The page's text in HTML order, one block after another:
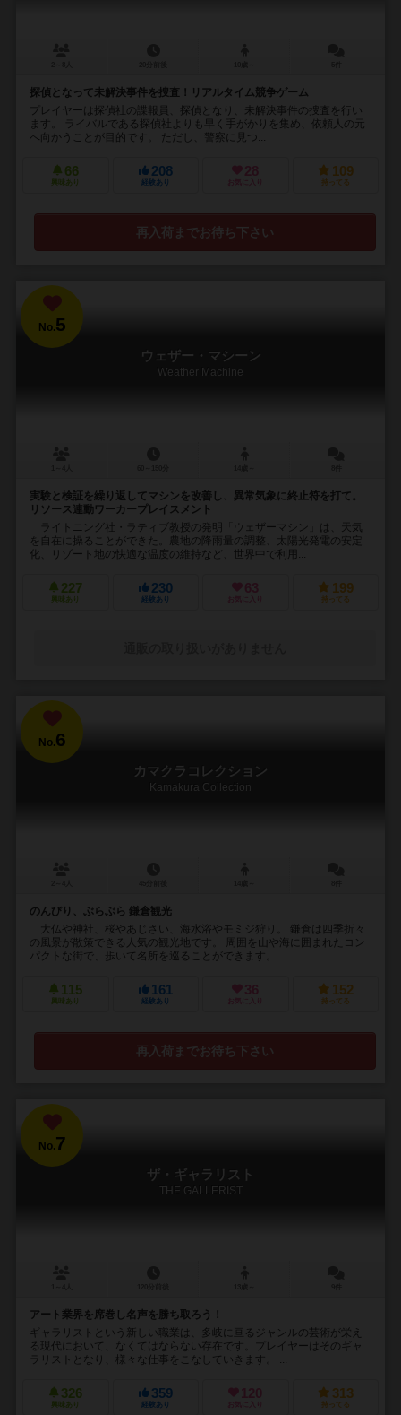
探偵となって未解決事件を捜査！リアルタイム競争ゲーム
プレイヤーは探偵社の諜報員、探偵となり、未解決事件の捜査を行い
ます。 ライバルである探偵社よりも早く手がかりを集め、依頼人の元
へ向かうことが目的です。 ただし、警察に見つ...
66
興味あり
208
経験あり
28
お気に入り
109
持ってる
再入荷までお待ち下さい
No.5
ウェザー・マシーン
Weather Machine
実験と検証を繰り返してマシンを改善し、異常気象に終止符を打て。
リソース連動ワーカープレイスメント
ライトニング社・ラティブ教授の発明「ウェザーマシン」は、天気
を自在に操ることができた。農地の降雨量の調整、太陽光発電の安定
化、リゾート地の快適な温度の維持など、世界中で利用...
227
興味あり
230
経験あり
63
お気に入り
199
持ってる
No.6
カマクラコレクション
Kamakura Collection
のんびり、ぶらぶら 鎌倉観光
大仏や神社、桜やあじさい、海水浴やモミジ狩り。 鎌倉は四季折々
の風景が散策できる人気の観光地です。 周囲を山や海に囲まれたコン
パクトな街で、歩いて名所を巡ることができます。...
115
興味あり
161
経験あり
36
お気に入り
152
持ってる
再入荷までお待ち下さい
No.7
ザ・ギャラリスト
THE GALLERIST
アート業界を席巻し名声を勝ち取ろう！
ギャラリストという新しい職業は、多岐に亘るジャンルの芸術が栄え
る現代において、なくてはならない存在です。プレイヤーはそのギャ
ラリストとなり、様々な仕事をこなしていきます。 ...
326
興味あり
359
経験あり
120
お気に入り
313
持ってる